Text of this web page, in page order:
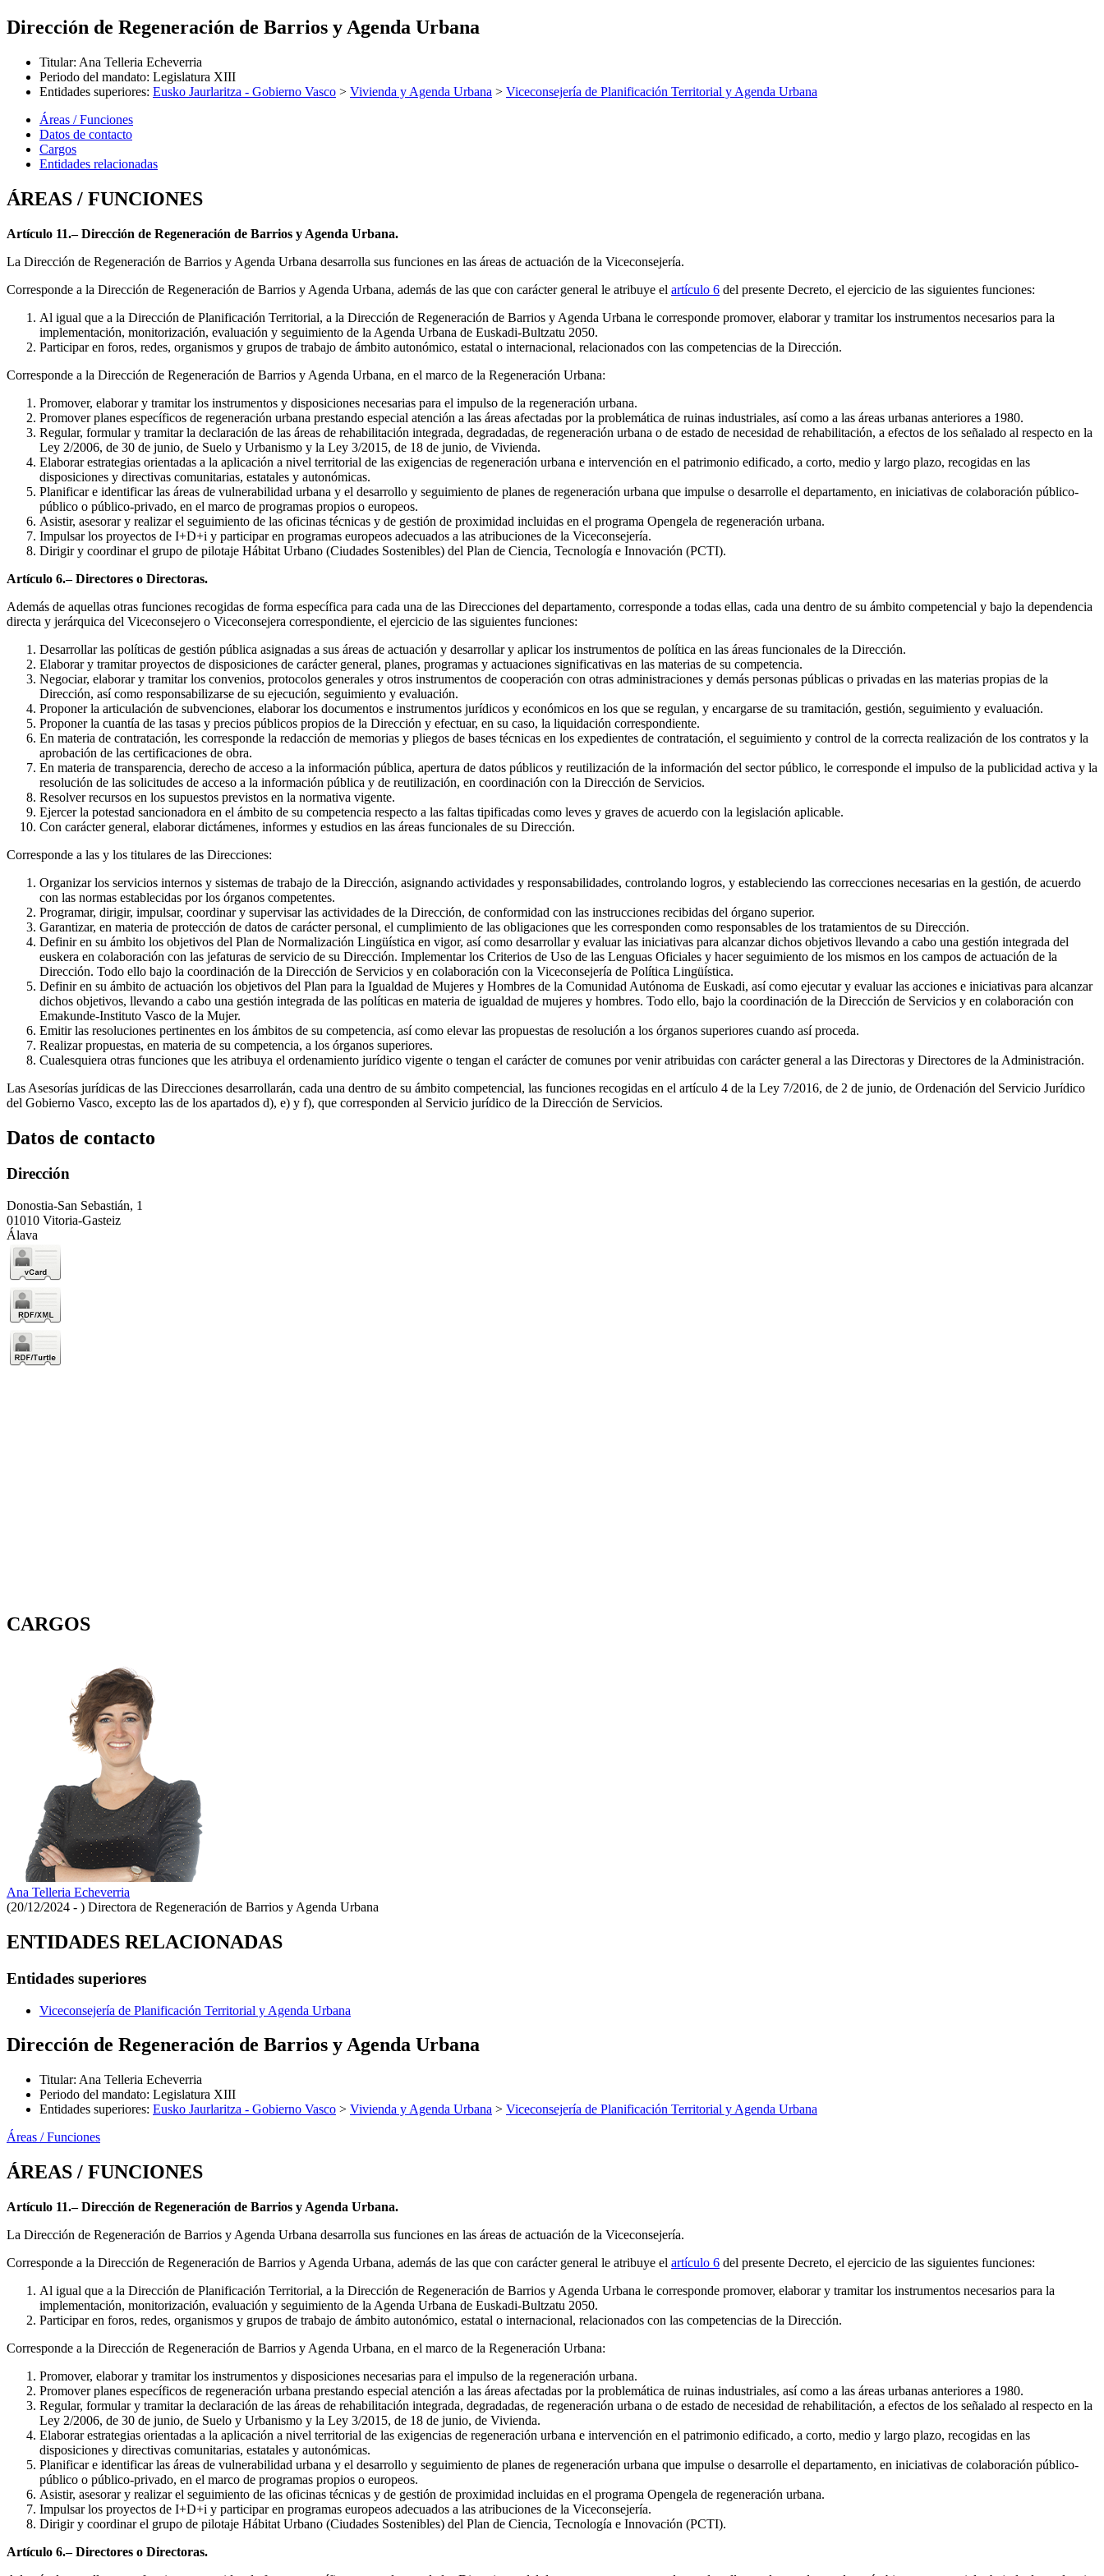
Dirección de Regeneración de Barrios y Agenda Urbana
Titular: Ana Telleria Echeverria
Periodo del mandato: Legislatura XIII
Entidades superiores: Eusko Jaurlaritza - Gobierno Vasco > Vivienda y Agenda Urbana > Viceconsejería de Planificación Territorial y Agenda Urbana
Áreas / Funciones
Datos de contacto
Cargos
Entidades relacionadas
ÁREAS / FUNCIONES
Artículo 11.– Dirección de Regeneración de Barrios y Agenda Urbana.
La Dirección de Regeneración de Barrios y Agenda Urbana desarrolla sus funciones en las áreas de actuación de la Viceconsejería.
Corresponde a la Dirección de Regeneración de Barrios y Agenda Urbana, además de las que con carácter general le atribuye el artículo 6 del presente Decreto, el ejercicio de las siguientes funciones:
Al igual que a la Dirección de Planificación Territorial, a la Dirección de Regeneración de Barrios y Agenda Urbana le corresponde promover, elaborar y tramitar los instrumentos necesarios para la
implementación, monitorización, evaluación y seguimiento de la Agenda Urbana de Euskadi-Bultzatu 2050.
Participar en foros, redes, organismos y grupos de trabajo de ámbito autonómico, estatal o internacional, relacionados con las competencias de la Dirección.
Corresponde a la Dirección de Regeneración de Barrios y Agenda Urbana, en el marco de la Regeneración Urbana:
Promover, elaborar y tramitar los instrumentos y disposiciones necesarias para el impulso de la regeneración urbana.
Promover planes específicos de regeneración urbana prestando especial atención a las áreas afectadas por la problemática de ruinas industriales, así como a las áreas urbanas anteriores a 1980.
Regular, formular y tramitar la declaración de las áreas de rehabilitación integrada, degradadas, de regeneración urbana o de estado de necesidad de rehabilitación, a efectos de los señalado al respecto en la
Ley 2/2006, de 30 de junio, de Suelo y Urbanismo y la Ley 3/2015, de 18 de junio, de Vivienda.
Elaborar estrategias orientadas a la aplicación a nivel territorial de las exigencias de regeneración urbana e intervención en el patrimonio edificado, a corto, medio y largo plazo, recogidas en las
disposiciones y directivas comunitarias, estatales y autonómicas.
Planificar e identificar las áreas de vulnerabilidad urbana y el desarrollo y seguimiento de planes de regeneración urbana que impulse o desarrolle el departamento, en iniciativas de colaboración público-
público o público-privado, en el marco de programas propios o europeos.
Asistir, asesorar y realizar el seguimiento de las oficinas técnicas y de gestión de proximidad incluidas en el programa Opengela de regeneración urbana.
Impulsar los proyectos de I+D+i y participar en programas europeos adecuados a las atribuciones de la Viceconsejería.
Dirigir y coordinar el grupo de pilotaje Hábitat Urbano (Ciudades Sostenibles) del Plan de Ciencia, Tecnología e Innovación (PCTI).
Artículo 6.– Directores o Directoras.
Además de aquellas otras funciones recogidas de forma específica para cada una de las Direcciones del departamento, corresponde a todas ellas, cada una dentro de su ámbito competencial y bajo la dependencia
directa y jerárquica del Viceconsejero o Viceconsejera correspondiente, el ejercicio de las siguientes funciones:
Desarrollar las políticas de gestión pública asignadas a sus áreas de actuación y desarrollar y aplicar los instrumentos de política en las áreas funcionales de la Dirección.
Elaborar y tramitar proyectos de disposiciones de carácter general, planes, programas y actuaciones significativas en las materias de su competencia.
Negociar, elaborar y tramitar los convenios, protocolos generales y otros instrumentos de cooperación con otras administraciones y demás personas públicas o privadas en las materias propias de la
Dirección, así como responsabilizarse de su ejecución, seguimiento y evaluación.
Proponer la articulación de subvenciones, elaborar los documentos e instrumentos jurídicos y económicos en los que se regulan, y encargarse de su tramitación, gestión, seguimiento y evaluación.
Proponer la cuantía de las tasas y precios públicos propios de la Dirección y efectuar, en su caso, la liquidación correspondiente.
En materia de contratación, les corresponde la redacción de memorias y pliegos de bases técnicas en los expedientes de contratación, el seguimiento y control de la correcta realización de los contratos y la
aprobación de las certificaciones de obra.
En materia de transparencia, derecho de acceso a la información pública, apertura de datos públicos y reutilización de la información del sector público, le corresponde el impulso de la publicidad activa y la
resolución de las solicitudes de acceso a la información pública y de reutilización, en coordinación con la Dirección de Servicios.
Resolver recursos en los supuestos previstos en la normativa vigente.
Ejercer la potestad sancionadora en el ámbito de su competencia respecto a las faltas tipificadas como leves y graves de acuerdo con la legislación aplicable.
Con carácter general, elaborar dictámenes, informes y estudios en las áreas funcionales de su Dirección.
Corresponde a las y los titulares de las Direcciones:
Organizar los servicios internos y sistemas de trabajo de la Dirección, asignando actividades y responsabilidades, controlando logros, y estableciendo las correcciones necesarias en la gestión, de acuerdo
con las normas establecidas por los órganos competentes.
Programar, dirigir, impulsar, coordinar y supervisar las actividades de la Dirección, de conformidad con las instrucciones recibidas del órgano superior.
Garantizar, en materia de protección de datos de carácter personal, el cumplimiento de las obligaciones que les corresponden como responsables de los tratamientos de su Dirección.
Definir en su ámbito los objetivos del Plan de Normalización Lingüística en vigor, así como desarrollar y evaluar las iniciativas para alcanzar dichos objetivos llevando a cabo una gestión integrada del
euskera en colaboración con las jefaturas de servicio de su Dirección. Implementar los Criterios de Uso de las Lenguas Oficiales y hacer seguimiento de los mismos en los campos de actuación de la
Dirección. Todo ello bajo la coordinación de la Dirección de Servicios y en colaboración con la Viceconsejería de Política Lingüística.
Definir en su ámbito de actuación los objetivos del Plan para la Igualdad de Mujeres y Hombres de la Comunidad Autónoma de Euskadi, así como ejecutar y evaluar las acciones e iniciativas para alcanzar
dichos objetivos, llevando a cabo una gestión integrada de las políticas en materia de igualdad de mujeres y hombres. Todo ello, bajo la coordinación de la Dirección de Servicios y en colaboración con
Emakunde-Instituto Vasco de la Mujer.
Emitir las resoluciones pertinentes en los ámbitos de su competencia, así como elevar las propuestas de resolución a los órganos superiores cuando así proceda.
Realizar propuestas, en materia de su competencia, a los órganos superiores.
Cualesquiera otras funciones que les atribuya el ordenamiento jurídico vigente o tengan el carácter de comunes por venir atribuidas con carácter general a las Directoras y Directores de la Administración.
Las Asesorías jurídicas de las Direcciones desarrollarán, cada una dentro de su ámbito competencial, las funciones recogidas en el artículo 4 de la Ley 7/2016, de 2 de junio, de Ordenación del Servicio Jurídico
del Gobierno Vasco, excepto las de los apartados d), e) y f), que corresponden al Servicio jurídico de la Dirección de Servicios.
Datos de contacto
Dirección
Donostia-San Sebastián, 1
01010 Vitoria-Gasteiz
Álava
CARGOS
Ana Telleria Echeverria
(20/12/2024 - ) Directora de Regeneración de Barrios y Agenda Urbana
ENTIDADES RELACIONADAS
Entidades superiores
Viceconsejería de Planificación Territorial y Agenda Urbana
Dirección de Regeneración de Barrios y Agenda Urbana
Titular: Ana Telleria Echeverria
Periodo del mandato: Legislatura XIII
Entidades superiores: Eusko Jaurlaritza - Gobierno Vasco > Vivienda y Agenda Urbana > Viceconsejería de Planificación Territorial y Agenda Urbana
Áreas / Funciones
ÁREAS / FUNCIONES
Artículo 11.– Dirección de Regeneración de Barrios y Agenda Urbana.
La Dirección de Regeneración de Barrios y Agenda Urbana desarrolla sus funciones en las áreas de actuación de la Viceconsejería.
Corresponde a la Dirección de Regeneración de Barrios y Agenda Urbana, además de las que con carácter general le atribuye el artículo 6 del presente Decreto, el ejercicio de las siguientes funciones:
Al igual que a la Dirección de Planificación Territorial, a la Dirección de Regeneración de Barrios y Agenda Urbana le corresponde promover, elaborar y tramitar los instrumentos necesarios para la
implementación, monitorización, evaluación y seguimiento de la Agenda Urbana de Euskadi-Bultzatu 2050.
Participar en foros, redes, organismos y grupos de trabajo de ámbito autonómico, estatal o internacional, relacionados con las competencias de la Dirección.
Corresponde a la Dirección de Regeneración de Barrios y Agenda Urbana, en el marco de la Regeneración Urbana:
Promover, elaborar y tramitar los instrumentos y disposiciones necesarias para el impulso de la regeneración urbana.
Promover planes específicos de regeneración urbana prestando especial atención a las áreas afectadas por la problemática de ruinas industriales, así como a las áreas urbanas anteriores a 1980.
Regular, formular y tramitar la declaración de las áreas de rehabilitación integrada, degradadas, de regeneración urbana o de estado de necesidad de rehabilitación, a efectos de los señalado al respecto en la
Ley 2/2006, de 30 de junio, de Suelo y Urbanismo y la Ley 3/2015, de 18 de junio, de Vivienda.
Elaborar estrategias orientadas a la aplicación a nivel territorial de las exigencias de regeneración urbana e intervención en el patrimonio edificado, a corto, medio y largo plazo, recogidas en las
disposiciones y directivas comunitarias, estatales y autonómicas.
Planificar e identificar las áreas de vulnerabilidad urbana y el desarrollo y seguimiento de planes de regeneración urbana que impulse o desarrolle el departamento, en iniciativas de colaboración público-
público o público-privado, en el marco de programas propios o europeos.
Asistir, asesorar y realizar el seguimiento de las oficinas técnicas y de gestión de proximidad incluidas en el programa Opengela de regeneración urbana.
Impulsar los proyectos de I+D+i y participar en programas europeos adecuados a las atribuciones de la Viceconsejería.
Dirigir y coordinar el grupo de pilotaje Hábitat Urbano (Ciudades Sostenibles) del Plan de Ciencia, Tecnología e Innovación (PCTI).
Artículo 6.– Directores o Directoras.